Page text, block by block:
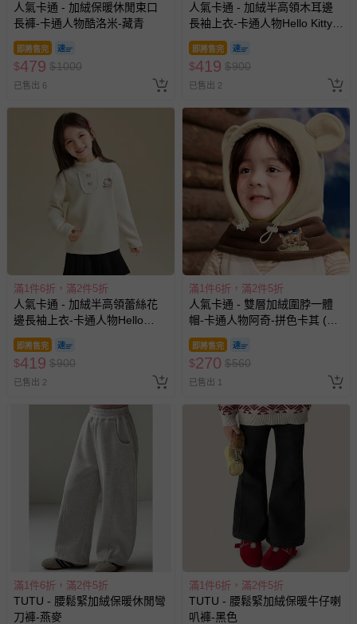
人氣卡通 - 加絨保暖休閒束口
長褲-卡通人物酷洛米-藏青
即將售完
$479 $1000
已售出 6
人氣卡通 - 加絨半高領木耳邊
長袖上衣-卡通人物Hello Kitty-
灰色
即將售完
$419 $900
已售出 2
滿1件6折，滿2件5折
人氣卡通 - 加絨半高領蕾絲花
邊長袖上衣-卡通人物Hello
Kitty-米杏
即將售完
$419 $900
已售出 2
滿1件6折，滿2件5折
人氣卡通 - 雙層加絨圍脖一體
帽-卡通人物阿奇-拼色卡其 (52-
56cm)
即將售完
$270 $560
已售出 1
滿1件6折，滿2件5折
TUTU - 腰鬆緊加絨保暖休閒彎
刀褲-燕麥
滿1件6折，滿2件5折
TUTU - 腰鬆緊加絨保暖牛仔喇
叭褲-黑色